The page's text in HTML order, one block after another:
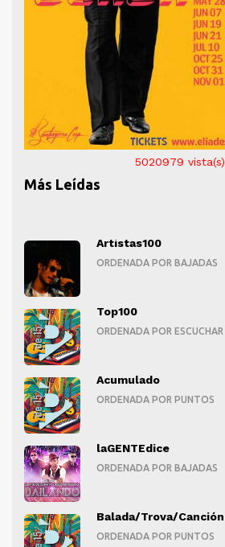
5020979 vista(s)
Más Leídas
Artistas100
ORDENADA POR BAJADAS
Top100
ORDENADA POR ESCUCHAR
Acumulado
ORDENADA POR PUNTOS
laGENTEdice
ORDENADA POR BAJADAS
Balada/Trova/Canción
ORDENADA POR PUNTOS